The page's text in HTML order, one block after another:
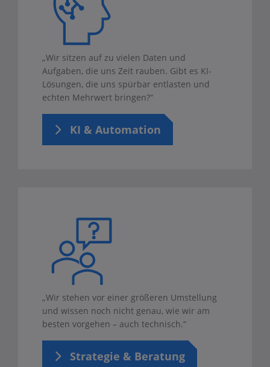
„Wir sitzen auf zu vielen Daten und
Aufgaben, die uns Zeit rauben. Gibt es KI-
Lösungen, die uns spürbar entlasten und
echten Mehrwert bringen?“
KI & Automation
„Wir stehen vor einer größeren Umstellung
und wissen noch nicht genau, wie wir am
besten vorgehen – auch technisch.“
Strategie & Beratung